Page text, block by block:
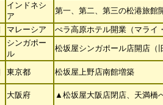
インドネシ
ア
第一、第二、第三の松港旅館
マレーシア
ぺラ高原ホテル開業（マライ
シンガポー
ル
松坂屋シンガポール店開店（
東京都
松坂屋上野店南館増築
大阪府
▲松坂屋大阪店閉店、天満橋